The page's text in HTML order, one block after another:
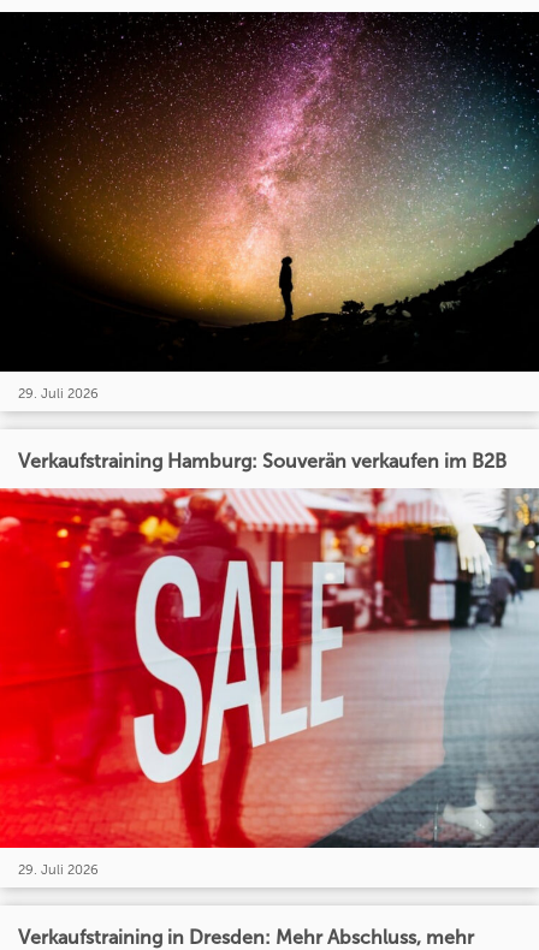
29. Juli 2026
Verkaufstraining Hamburg: Souverän verkaufen im B2B
29. Juli 2026
Verkaufstraining in Dresden: Mehr Abschluss, mehr